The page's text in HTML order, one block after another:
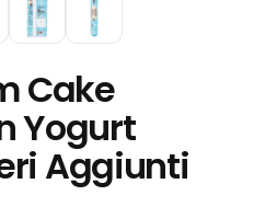
Cake
Yogurt
Aggiunti